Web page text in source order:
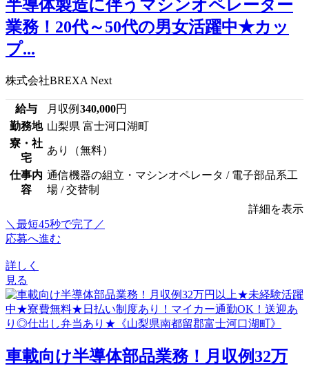
半導体製造に伴うマシンオペレーター
業務！20代～50代の男女活躍中★カッ
プ...
株式会社BREXA Next
給与 月収例 340,000円
勤務地 山梨県 富士河口湖町
寮・社
宅
あり（無料）
仕事内
容
通信機器の組立・マシンオペレータ / 電子部品系工
場 / 交替制
詳細を表示
＼最短45秒で完了／
応募へ進む
詳しく
見る
車載向け半導体部品業務！月収例32万